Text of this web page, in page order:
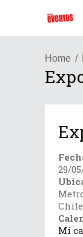
Home
29/
Chile
Mi